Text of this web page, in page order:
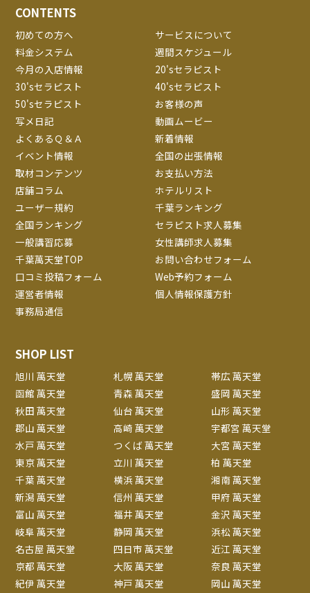
CONTENTS
初めての方へ
サービスについて
料金システム
週間スケジュール
今月の入店情報
20'sセラピスト
30'sセラピスト
40'sセラピスト
50'sセラピスト
お客様の声
写メ日記
動画ムービー
よくあるＱ＆Ａ
新着情報
イベント情報
全国の出張情報
取材コンテンツ
お支払い方法
店舗コラム
ホテルリスト
ユーザー規約
千葉ランキング
全国ランキング
セラピスト求人募集
一般講習応募
女性講師求人募集
千葉萬天堂TOP
お問い合わせフォーム
口コミ投稿フォーム
Web予約フォーム
運営者情報
個人情報保護方針
事務局通信
SHOP LIST
旭川 萬天堂 札幌 萬天堂
帯広 萬天堂
函館 萬天堂
青森 萬天堂
盛岡 萬天堂
秋田 萬天堂
仙台 萬天堂
山形 萬天堂
郡山 萬天堂
高崎 萬天堂
宇都宮 萬天堂
水戸 萬天堂
つくば 萬天堂
大宮 萬天堂
東京 萬天堂
立川 萬天堂
柏 萬天堂
千葉 萬天堂
横浜 萬天堂
湘南 萬天堂
新潟 萬天堂
信州 萬天堂
甲府 萬天堂
富山 萬天堂
福井 萬天堂
金沢 萬天堂
岐阜 萬天堂
静岡 萬天堂
浜松 萬天堂
名古屋 萬天堂
四日市 萬天堂
近江 萬天堂
京都 萬天堂
大阪 萬天堂
奈良 萬天堂
紀伊 萬天堂
神戸 萬天堂 岡山 萬天堂